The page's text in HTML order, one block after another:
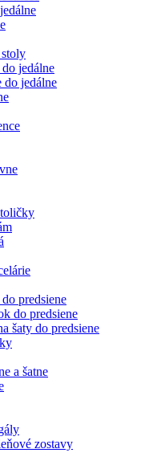
jedálne
jedálne
predsiene
do predsiene
šaty do predsiene
a šatne
zostavy